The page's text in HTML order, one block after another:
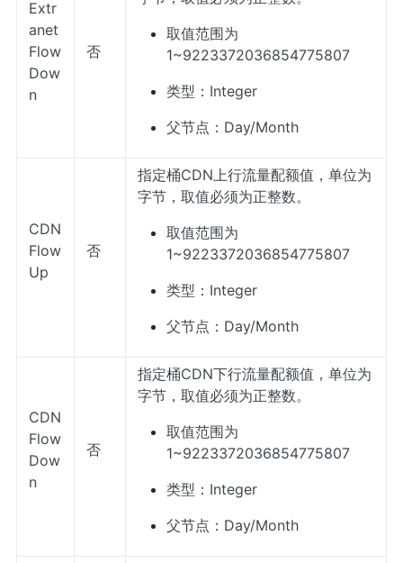
Extr
anet
Flow
Dow
n
否
取值范围为
1~9223372036854775807
类型：Integer
父节点：Day/Month
CDN
Flow
Up
否
指定桶CDN上行流量配额值，单位为
字节，取值必须为正整数。
取值范围为
1~9223372036854775807
类型：Integer
父节点：Day/Month
CDN
Flow
Dow
n
否
指定桶CDN下行流量配额值，单位为
字节，取值必须为正整数。
取值范围为
1~9223372036854775807
类型：Integer
父节点：Day/Month